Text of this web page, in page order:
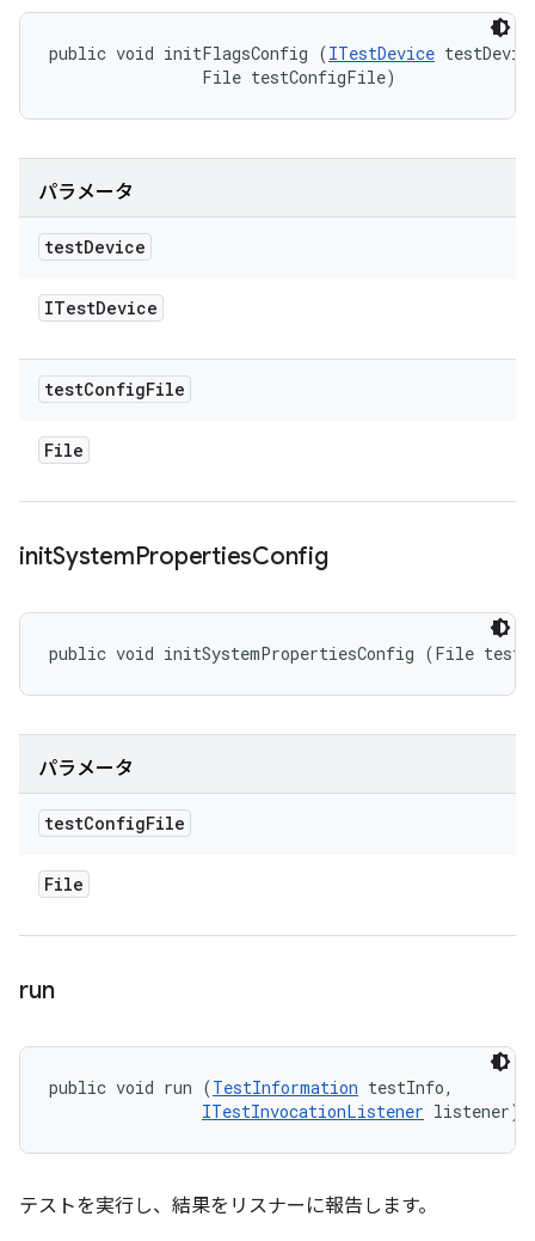
public void initFlagsConfig (ITestDevice
                File testConfigFile)
パラメータ
testDevice
ITestDevice
testConfigFile
File
initSystemPropertiesConfig
public void initSystemPropertiesConfig (File
パラメータ
testConfigFile
File
run
public void run (TestInformation testInfo,
ITestInvocationListener listener)
テストを実行し、結果をリスナーに報告します。